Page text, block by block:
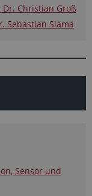
Dr. Christian Groß
Sebastian Slama
Sensor und